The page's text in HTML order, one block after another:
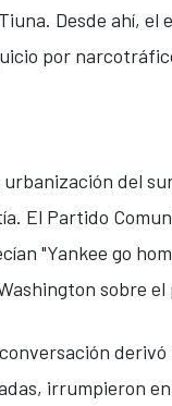
Desde ahí, el
por
del
El Partido
"Yankee go
sobre el
irrumpieron